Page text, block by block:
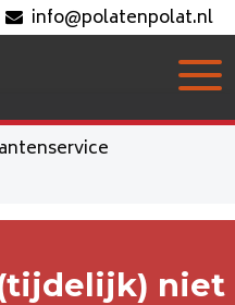
info@polatenpolat.nl
niet